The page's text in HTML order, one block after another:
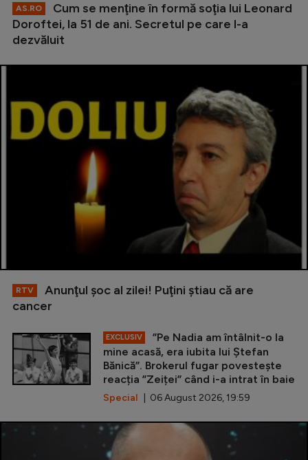
AS.RO
Cum se menţine în formă soţia lui Leonard
Doroftei, la 51 de ani. Secretul pe care l-a
dezvăluit
RTV
Anunţul şoc al zilei! Puţini ştiau că are
cancer
EXCLUSIV
”Pe Nadia am întâlnit-o la
mine acasă, era iubita lui Ștefan
Bănică”. Brokerul fugar povestește
reacția ”Zeiței” când i-a intrat în baie
Special | 06 August 2026, 19:59